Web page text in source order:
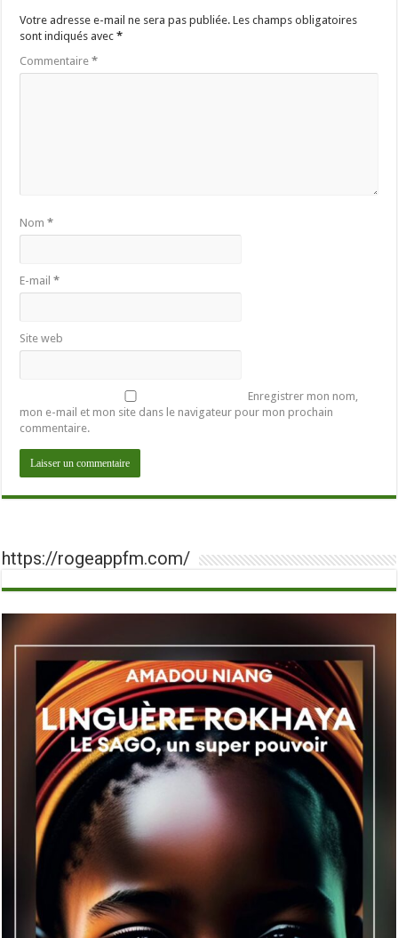
Votre adresse e-mail ne sera pas publiée. Les champs obligatoires
sont indiqués avec*
Commentaire*
Nom*
E-mail*
Site web
Enregistrer mon nom,
mon e-mail et mon site dans le navigateur pour mon prochain
commentaire.
https://rogeappfm.com/